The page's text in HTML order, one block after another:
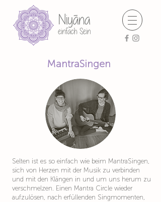
MantraSingen
Selten ist es so einfach wie beim MantraSingen,
sich von Herzen mit der Musik zu verbinden
und mit den Klängen in und um uns herum zu
verschmelzen. Einen Mantra Circle wieder
aufzulösen, nach erfüllenden Singmomenten,